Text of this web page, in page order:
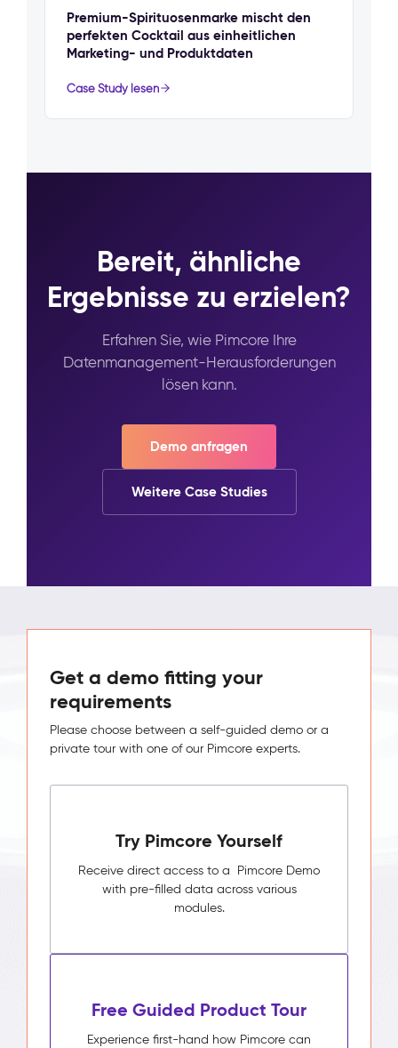
Premium-Spirituosenmarke mischt den
perfekten Cocktail aus einheitlichen
Marketing- und Produktdaten
Case Study lesen
Bereit, ähnliche
Ergebnisse zu erzielen?
Erfahren Sie, wie Pimcore Ihre
Datenmanagement-Herausforderungen
lösen kann.
Demo anfragen
Weitere Case Studies
Get a demo fitting your
requirements
Please choose between a self-guided demo or a
private tour with one of our Pimcore experts.
Try Pimcore Yourself
Receive direct access to a Pimcore Demo
with pre-filled data across various
modules.
Free Guided Product Tour
Experience first-hand how Pimcore can